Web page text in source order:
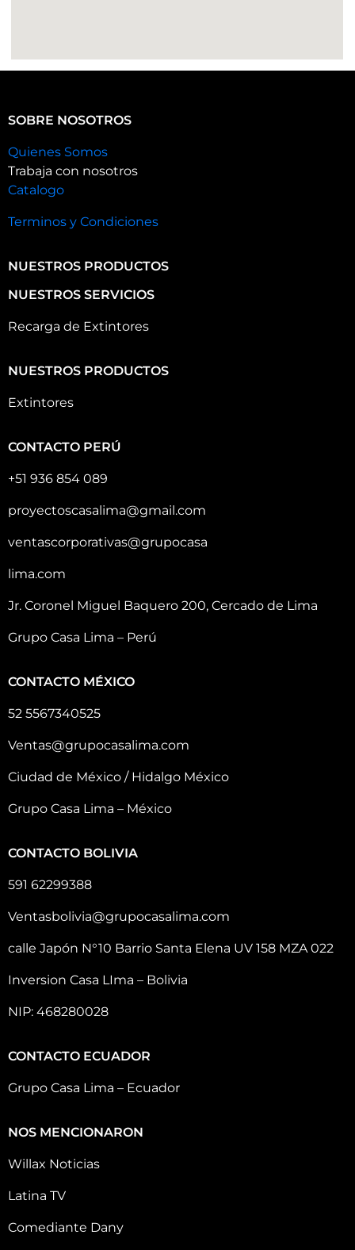
SOBRE NOSOTROS
Quienes Somos
Trabaja con nosotros
Catalogo
Terminos y Condiciones
NUESTROS PRODUCTOS
NUESTROS SERVICIOS
Recarga de Extintores
NUESTROS PRODUCTOS
Extintores
CONTACTO PERÚ
+51 936 854 089
proyectoscasalima@gmail.com
ventascorporativas@grupocasa
lima.com
Jr. Coronel Miguel Baquero 200, Cercado de Lima
Grupo Casa Lima – Perú
CONTACTO MÉXICO
52 5567340525
Ventas@grupocasalima.com
Ciudad de México / Hidalgo México
Grupo Casa Lima – México
CONTACTO BOLIVIA
591 62299388
Ventasbolivia@grupocasalima.com
calle Japón N°10 Barrio Santa Elena UV 158 MZA 022
Inversion Casa LIma – Bolivia
NIP: 468280028
CONTACTO ECUADOR
Grupo Casa Lima – Ecuador
NOS MENCIONARON
Willax Noticias
Latina TV
Comediante Dany